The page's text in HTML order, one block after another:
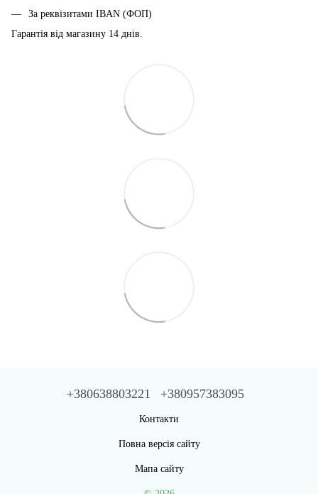
За реквізитами IBAN (ФОП)
Гарантія від магазину 14 днiв.
+380638803221 +380957383095
Контакти
Повна версія сайту
Мапа сайту